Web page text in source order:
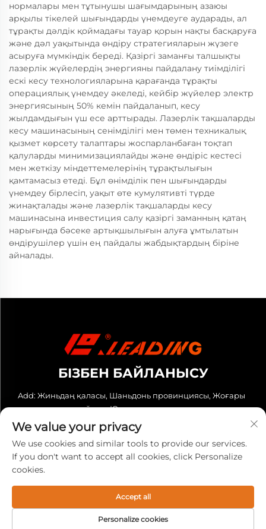
нормалары мен тұтынушы шағымдарының азаюы
арқылы тікелей шығындарды үнемдеуге аударады, ал
тұрақты дәлдік қоймадағы тауар қорын нақты басқаруға
және дәл уақытында өндіру стратегияларын жүзеге
асыруға мүмкіндік береді. Қазіргі заманғы талшықты
лазерлік жүйелердің энергияны пайдалану тиімділігі
ескі кесу технологияларына қарағанда тұрақты
операциялық үнемдеу әкеледі, кейбір жүйелер электр
энергиясының 50% кемін пайдаланып, кесу
жылдамдығын үш есе арттырады. Лазерлік тақшаларды
кесу машинасының сенімділігі мен төмен техникалық
қызмет көрсету талаптары жоспарланбаған тоқтап
қалуларды минимизациялайды және өндіріс кестесі
мен жеткізу міндеттемелерінің тұрақтылығын
қамтамасыз етеді. Бұл өнімділік пен шығындарды
үнемдеу бірлесіп, уақыт өте кумулятивті түрде
жинақталады және лазерлік тақшаларды кесу
машинасына инвестиция салу қазіргі заманның қатаң
нарығында бәсеке артықшылығын алуға ұмтылатын
өндірушілер үшін ең пайдалы жабдықтардың біріне
айналады.
БІЗБЕН БАЙЛАНЫСУ
Add: Жиньдаң қаласы, Шаньдонь провинциясы, Жоғары
технологиялық аймақ, Юньшу орталығы
Тел: +86-13280023931
Эл. пошта:[email protected]
© 2025 Leading (Shandong) Cnc Equipment Co., Ltd. Барлық
құқықтар қорғалған. -Жекелік саясат
We value your privacy
We use cookies and similar tools to provide our services.
If you don't want to accept all cookies, click Personalize
cookies.
Personalize cookies
Accept all